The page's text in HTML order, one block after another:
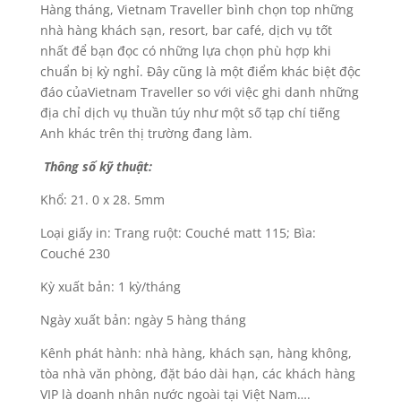
Hàng tháng, Vietnam Traveller bình chọn top những
nhà hàng khách sạn, resort, bar café, dịch vụ tốt
nhất để bạn đọc có những lựa chọn phù hợp khi
chuẩn bị kỳ nghỉ. Đây cũng là một điểm khác biệt độc
đáo củaVietnam Traveller so với việc ghi danh những
địa chỉ dịch vụ thuần túy như một số tạp chí tiếng
Anh khác trên thị trường đang làm.
Thông số kỹ thuật:
Khổ: 21. 0 x 28. 5mm
Loại giấy in: Trang ruột: Couché matt 115; Bìa:
Couché 230
Kỳ xuất bản: 1 kỳ/tháng
Ngày xuất bản: ngày 5 hàng tháng
Kênh phát hành: nhà hàng, khách sạn, hàng không,
tòa nhà văn phòng, đặt báo dài hạn, các khách hàng
VIP là doanh nhân nước ngoài tại Việt Nam….